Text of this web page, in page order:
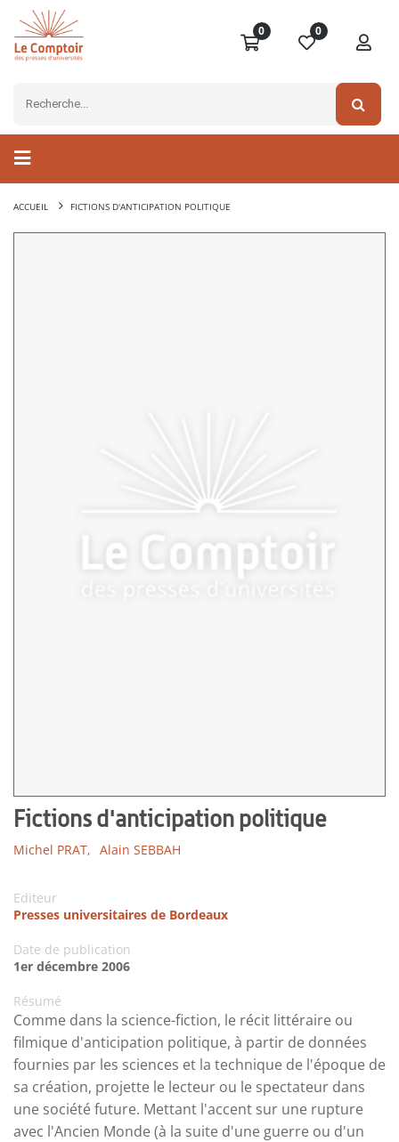
0 0
ACCUEIL FICTIONS D'ANTICIPATION POLITIQUE
Fictions d'anticipation politique
Michel PRAT, Alain SEBBAH
Editeur
Presses universitaires de Bordeaux
Date de publication
1er décembre 2006
Résumé
Comme dans la science-fiction, le récit littéraire ou
filmique d'anticipation politique, à partir de données
fournies par les sciences et la technique de l'époque de
sa création, projette le lecteur ou le spectateur dans
une société future. Mettant l'accent sur une rupture
avec l'Ancien Monde (à la suite d'une guerre ou d'un